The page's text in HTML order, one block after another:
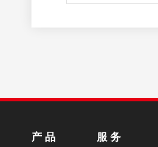
产 品 服 务